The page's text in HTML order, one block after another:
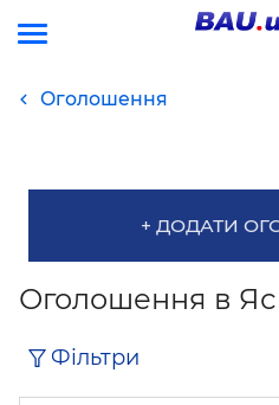
Оголошення
+ ДОДАТИ
Оголошення в
Фільтри